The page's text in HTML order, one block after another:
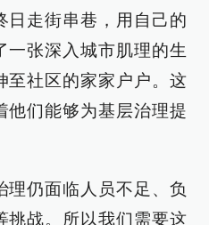
日走街串巷，用自己的
一张深入城市肌理的生
至社区的家家户户。这
他们能够为基层治理提
理仍面临人员不足、负
挑战。所以我们需要这